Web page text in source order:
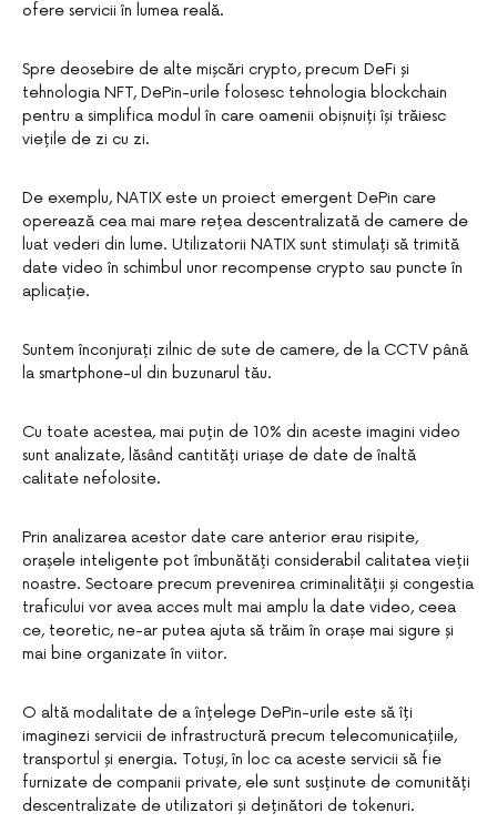
ofere servicii în lumea reală.
Spre deosebire de alte mișcări crypto, precum DeFi și
tehnologia NFT, DePin-urile folosesc tehnologia blockchain
pentru a simplifica modul în care oamenii obișnuiți își trăiesc
viețile de zi cu zi.
De exemplu, NATIX este un proiect emergent DePin care
operează cea mai mare rețea descentralizată de camere de
luat vederi din lume. Utilizatorii NATIX sunt stimulați să trimită
date video în schimbul unor recompense crypto sau puncte în
aplicație.
Suntem înconjurați zilnic de sute de camere, de la CCTV până
la smartphone-ul din buzunarul tău.
Cu toate acestea, mai puțin de 10% din aceste imagini video
sunt analizate, lăsând cantități uriașe de date de înaltă
calitate nefolosite.
Prin analizarea acestor date care anterior erau risipite,
orașele inteligente pot îmbunătăți considerabil calitatea vieții
noastre. Sectoare precum prevenirea criminalității și congestia
traficului vor avea acces mult mai amplu la date video, ceea
ce, teoretic, ne-ar putea ajuta să trăim în orașe mai sigure și
mai bine organizate în viitor.
O altă modalitate de a înțelege DePin-urile este să îți
imaginezi servicii de infrastructură precum telecomunicațiile,
transportul și energia. Totuși, în loc ca aceste servicii să fie
furnizate de companii private, ele sunt susținute de comunități
descentralizate de utilizatori și deținători de tokenuri.